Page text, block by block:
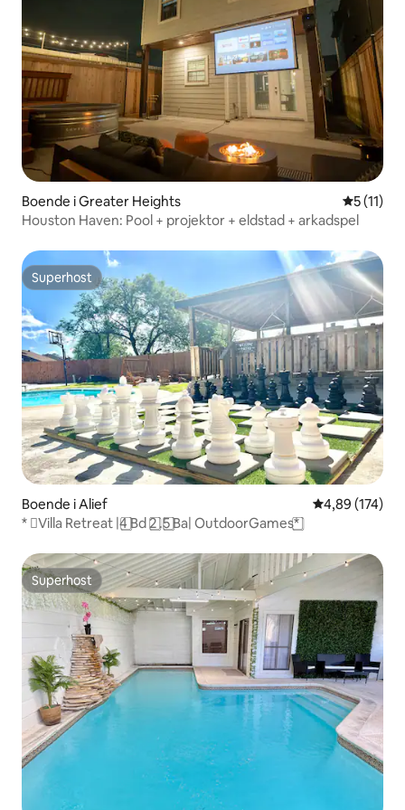
Boende i Greater Heights 5 av 5 i
5 (11)
Houston Haven: Pool + projektor + eldstad + arkadspel
Superhost
Superhost
Boende i Alief 4,89 av 5 i
4,89 (174)
* ️⃣Villa Retreat |4️ ⃣Bd 2️ ⃣.5️ ⃣Ba| OutdoorGames*️ ⃣
Superhost
Superhost